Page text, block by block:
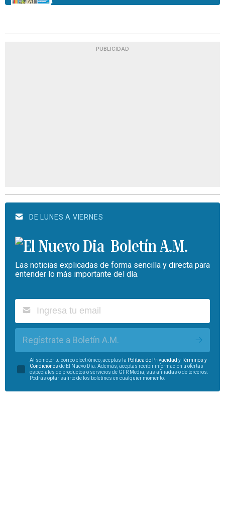
PUBLICIDAD
DE LUNES A VIERNES
Boletín A.M.
Las noticias explicadas de forma sencilla y directa para
entender lo más importante del día.
Regístrate a Boletín A.M.
Al someter tu correo electrónico, aceptas la Política de Privacidad yTérminos y
Condiciones de El Nuevo Día. Además, aceptas recibir información u ofertas
especiales de productos o servicios de GFR Media, sus afiliadas o de terceros.
Podrás optar salirte de los boletines en cualquier momento.